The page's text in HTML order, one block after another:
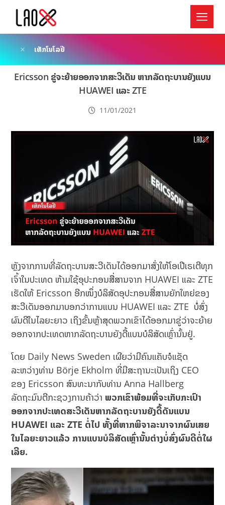
ເທັກໂນໂລຢີ
Ericsson ຂູ່ຈະຍ້າຍອອກຈາກສະວີເດັນ ຫາກລັດຖະບານຍັງແບນ
HUAWEI ແລະ ZTE
11/01/2021
ຫຼັງຈາກການທີ່ລັດຖະບານສະວີເດັນໄດ້ອອກມາສັ່ງໃຫ້ໂອເປີເຣເຕີທຸກ
ເຈົ້າໃນປະເທດ ຫ້າມໃຊ້ອຸປະກອນສື່ສານຈາກ HUAWEI ແລະ ZTE
ເຮັດໃຫ້ Ericsson ອີກໜຶ່ງບໍລິສັດອຸປະກອນສື່ສານຍັກໃຫຍ່ຂອງ
ສະວີເດັນອອກມາບອກວ່າການແບນ HUAWEI ແລະ ZTE ບໍ່ສົ່ງ
ຜົນດີໃນໄລຍະຍາວ ເຖິງຂັ້ນຫຼ້າສຸດພວກເຂົາໄດ້ອອກມາຂູ່ວ່າຈະຍ້າຍ
ອອກຈາກປະເທດຫາກລັດຖະບານຍັງດື້ແບນບໍລິສັດເຫຼົ່ານັ້ນຢູ່.
ໂດຍ Daily News Sweden ເຜີຍວ່າມີຄົນແຄັບຈໍແຊັດ
ລະຫວ່າງທ່ານ Börje Ekholm ທີ່ມີສະຖານະເປັນເຖິງ CEO
ຂອງ Ericsson ສົນທະນາກັບທ່ານ Anna Hallberg
ລັດຖະມົນຕີກະຊວງການຄ້າວ່າ ພວກເຂົາພ້ອມທີ່ຈະເກັບກະເປົາ
ອອກຈາກປະເທດສະວີເດັນຫາກລັດຖະບານຍັງດື້ດັນແບນ
HUAWEI ແລະ ZTE ຕໍ່ໄປ ທັ້ງທີ່ຫາກພິຈາລະນາຈາກຜົນເສຍ
ໃນໄລຍະຍາວແລ້ວ ການແບນບໍລິສັດເຫຼົ່ານັ້ນຕ່າງບໍ່ສົ່ງຜົນດີຕໍ່ໃຜ
ເລີຍ.